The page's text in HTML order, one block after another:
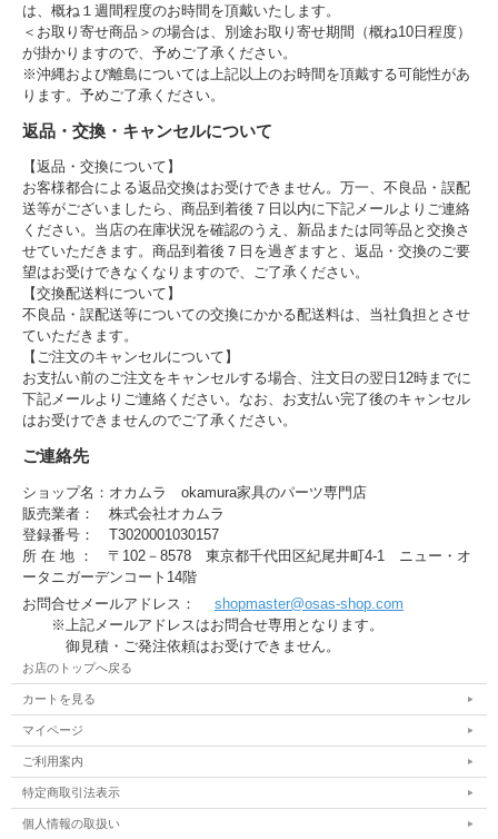
は、概ね１週間程度のお時間を頂戴いたします。
＜お取り寄せ商品＞の場合は、別途お取り寄せ期間（概ね10日程度）
が掛かりますので、予めご了承ください。
※沖縄および離島については上記以上のお時間を頂戴する可能性があ
ります。予めご了承ください。
返品・交換・キャンセルについて
【返品・交換について】
お客様都合による返品交換はお受けできません。万一、不良品・誤配
送等がございましたら、商品到着後７日以内に下記メールよりご連絡
ください。当店の在庫状況を確認のうえ、新品または同等品と交換さ
せていただきます。商品到着後７日を過ぎますと、返品・交換のご要
望はお受けできなくなりますので、ご了承ください。
【交換配送料について】
不良品・誤配送等についての交換にかかる配送料は、当社負担とさせ
ていただきます。
【ご注文のキャンセルについて】
お支払い前のご注文をキャンセルする場合、注文日の翌日12時までに
下記メールよりご連絡ください。なお、お支払い完了後のキャンセル
はお受けできませんのでご了承ください。
ご連絡先
ショップ名：オカムラ okamura家具のパーツ専門店
販売業者： 株式会社オカムラ
登録番号： T3020001030157
所 在 地 ： 〒102－8578 東京都千代田区紀尾井町4-1 ニュー・オ
ータニガーデンコート14階
お問合せメールアドレス： shopmaster@osas-shop.com
※上記メールアドレスはお問合せ専用となります。
御見積・ご発注依頼はお受けできません。
お店のトップへ戻る
カートを見る
マイページ
ご利用案内
特定商取引法表示
個人情報の取扱い